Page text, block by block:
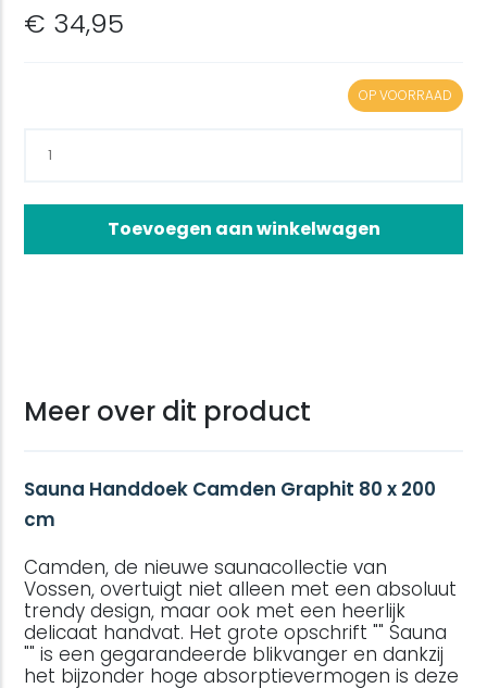
€ 34,95
OP VOORRAAD
Toevoegen aan winkelwagen
Meer over dit product
Sauna Handdoek Camden Graphit 80 x 200
cm
Camden, de nieuwe saunacollectie van
Vossen, overtuigt niet alleen met een absoluut
trendy design, maar ook met een heerlijk
delicaat handvat. Het grote opschrift "" Sauna
"" is een gegarandeerde blikvanger en dankzij
het bijzonder hoge absorptievermogen is deze